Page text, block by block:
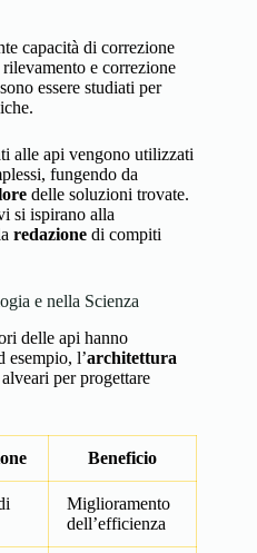
capacità di correzione
e correzione
essere studiati per
alle api vengono utilizzati
fungendo da
delle soluzioni trovate.
si ispirano alla
redazione di compiti
e nella Scienza
delle api hanno
esempio, l’architettura
per progettare
Beneficio
Miglioramento
dell’efficienza